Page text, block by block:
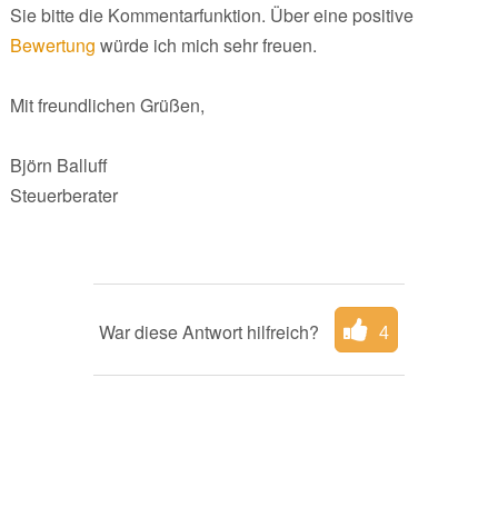
Sie bitte die Kommentarfunktion. Über eine positive
Bewertung würde ich mich sehr freuen.
Mit freundlichen Grüßen,
Björn Balluff
Steuerberater
War diese Antwort hilfreich? 4